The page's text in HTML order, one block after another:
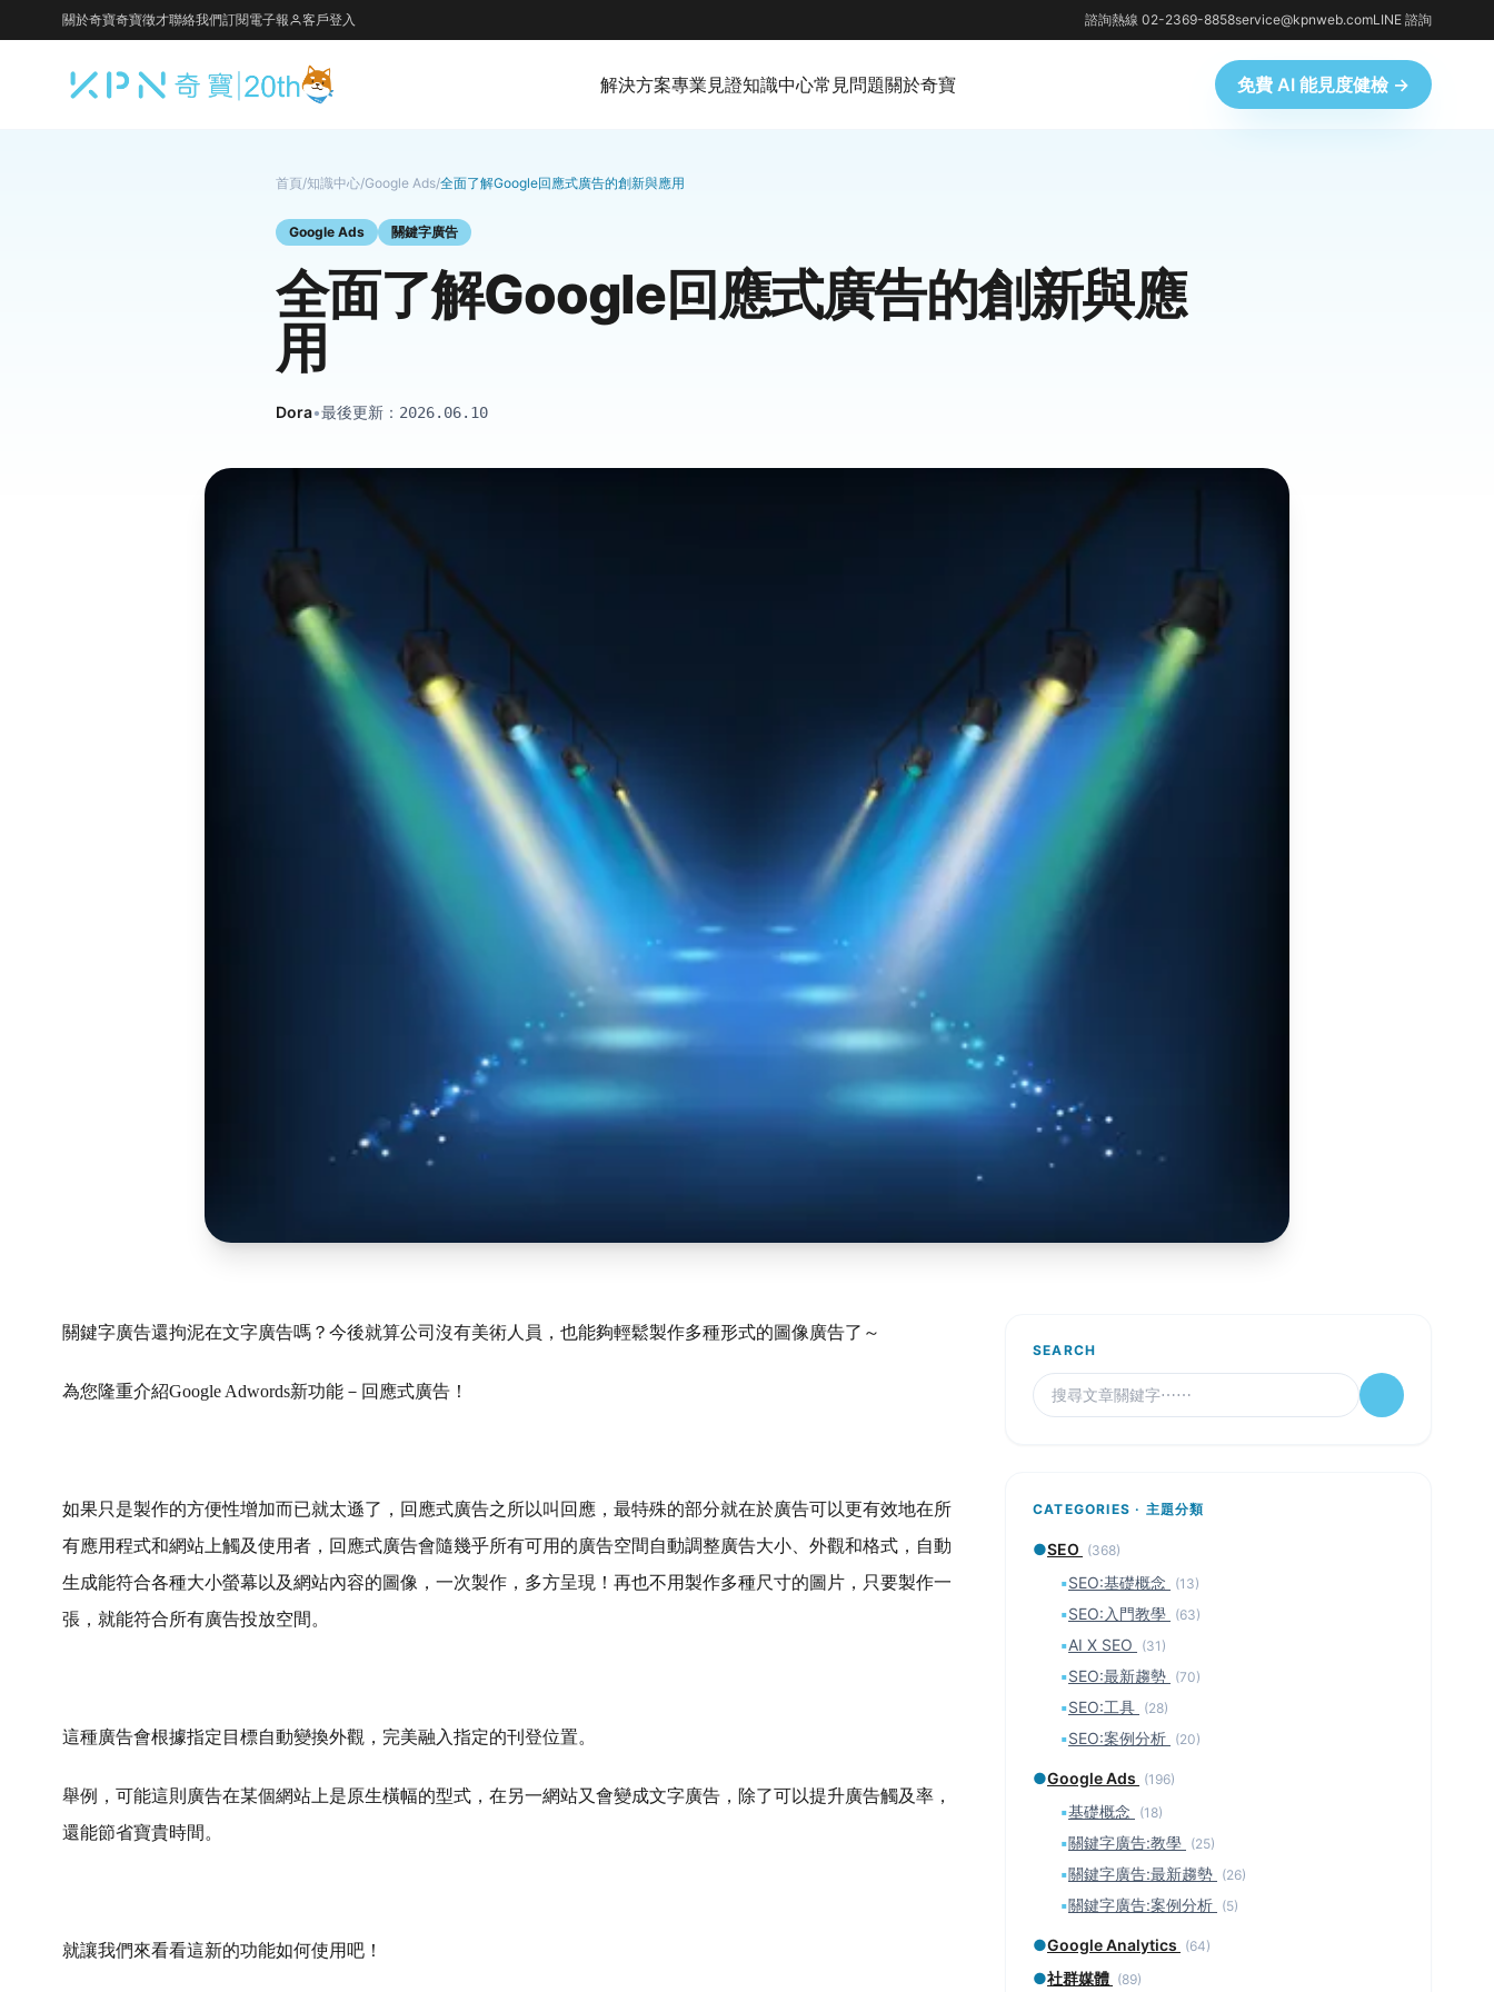
關於奇寶奇寶徵才聯絡我們訂閱電子報 客戶登入 諮詢熱線 02-2369-8858service@kpnweb.comLINE 諮詢
解決方案專業見證知識中心常見問題關於奇寶 免費 AI 能見度健檢 →
首頁/知識中心/Google Ads/全面了解Google回應式廣告的創新與應用
Google Ads 關鍵字廣告
全面了解Google回應式廣告的創新與應
用
Dora•最後更新： 2026.06.10
關鍵字廣告還拘泥在文字廣告嗎？ 今後就算公司沒有美術人員，也能夠輕鬆製作多種形式的圖像廣告了～
為您隆重介紹Google Adwords新功能－回應式廣告！
如果只是製作的方便性增加而已就太遜了，回應式廣告之所以叫回應， 最特殊的部分就在於廣告可以更有效地在所
有應用程式和網站上觸及使用者， 回應式廣告會隨幾乎所有可用的廣告空間自動調整廣告大小、外觀和格式， 自動
生成能符合各種大小螢幕以及網站內容的圖像，一次製作，多方呈現！ 再也不用製作多種尺寸的圖片，只要製作一
張，就能符合所有廣告投放空間。
這種廣告會根據指定目標自動變換外觀，完美融入指定的刊登位置。
舉例，可能這則廣告在某個網站上是原生橫幅的型式，在另一網站又會變成文字廣告，除了可以提升廣告觸及率，
還能節省寶貴時間。
就讓我們來看看這新的功能如何使用吧！
SEARCH
CATEGORIES · 主題分類
●SEO (368)
▪SEO:基礎概念 (13)
▪SEO:入門教學 (63)
▪AI X SEO (31)
▪SEO:最新趨勢 (70)
▪SEO:工具 (28)
▪SEO:案例分析 (20)
●Google Ads (196)
▪基礎概念 (18)
▪關鍵字廣告:教學 (25)
▪關鍵字廣告:最新趨勢 (26)
▪關鍵字廣告:案例分析 (5)
●Google Analytics (64)
●社群媒體 (89)